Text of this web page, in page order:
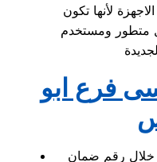
لأنها تكون
متطور ومستخدم
فرع ابو
خلال رقم ضمان